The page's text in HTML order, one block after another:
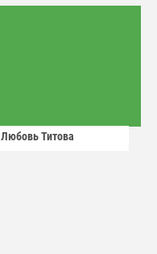
Любовь Титова